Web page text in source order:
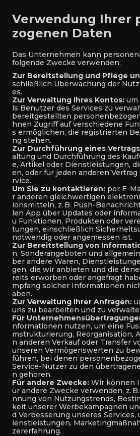
Verwendung Ihrer
zogenen Daten
Das Unternehmen kann
folgende Zwecke verwenden:
Zur Bereitstellung und Pflege
schließlich Überwachung der
es.
Zur Verwaltung Ihres Kontos: um
ls Benutzer des Services zu
bereitgestellten
hnen Zugriff auf verschiedene
s ermöglichen, die registrierten
ng stehen.
Zur Durchführung eines
altung und Durchführung des
e, Artikel oder Dienstleistungen,
en, oder für jeden anderen
rvice.
Um Sie zu kontaktieren: per E-
r anderen gleichwertigen
ionsmitteln, z. B. Push-
len App über Updates oder
u Funktionen, Produkten oder
tungen, einschließlich
notwendig oder angemessen ist.
Zur Bereitstellung von
n, Sonderangeboten und
ber andere Waren,
gen, die wir anbieten und die
reits erworben oder angefragt
mpfang solcher Informationen
aben.
Zur Verwaltung Ihrer Anfragen:
uns zu bearbeiten und zu
Für
nformationen nutzen, um eine
mstrukturierung, Reorganisation,
n anderen Verkauf oder Transfer
unseren Vermögenswerten zu
führen, bei denen
Service-Nutzer zu den
n gehören.
Für andere Zwecke: Wir können
ür andere Zwecke verwenden, z.
nnung von Nutzungstrends,
keit unserer Werbekampagnen
d Verbesserung unseres Services,
ienstleistungen,
zererfahrung.